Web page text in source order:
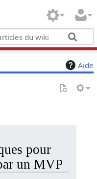
Aide
pour
un MVP